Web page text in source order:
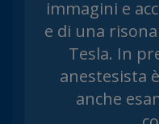
immagini e
e di una
Tesla. In
anestesista
anche